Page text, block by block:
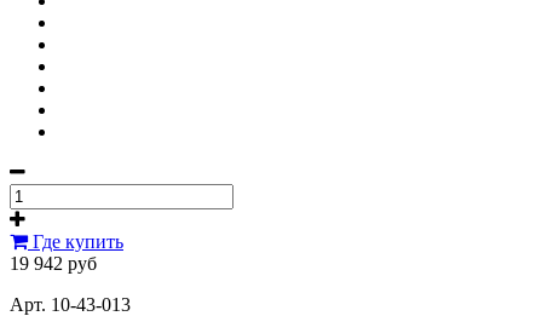
Где купить
19 942 руб
Арт. 10-43-013